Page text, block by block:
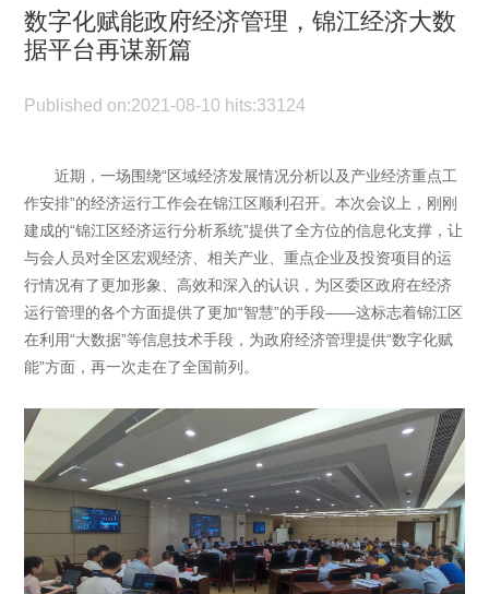
数字化赋能政府经济管理，锦江经济大数
据平台再谋新篇
Published on:2021-08-10 hits:33124
近期，一场围绕“区域经济发展情况分析以及产业经济重点工
作安排”的经济运行工作会在锦江区顺利召开。本次会议上，刚刚
建成的“锦江区经济运行分析系统”提供了全方位的信息化支撑，让
与会人员对全区宏观经济、相关产业、重点企业及投资项目的运
行情况有了更加形象、高效和深入的认识，为区委区政府在经济
运行管理的各个方面提供了更加“智慧”的手段——这标志着锦江区
在利用“大数据”等信息技术手段，为政府经济管理提供“数字化赋
能”方面，再一次走在了全国前列。